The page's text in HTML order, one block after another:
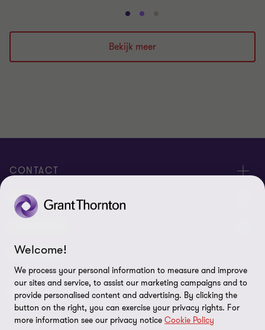
Ga
naar
dia
1
Ga
naar
dia
2
naar
dia
3
Bekijk meer
CONTACT
Evenementen
Neem contact op
Offerteaanvraag insturen
Onze mensen
OVER
Over ons
Nieuwsbrief
Pers
Vestigingen
Algemene voorwaarden
Cookie statement
Cookievoorkeuren
Disclaimer
VOLG ONS
Welcome!
We process your personal information to measure and improve
our sites and service, to assist our marketing campaigns and to
provide personalised content and advertising. By clicking the
button on the right, you can exercise your privacy rights. For
more information see our privacy notice Cookie Policy